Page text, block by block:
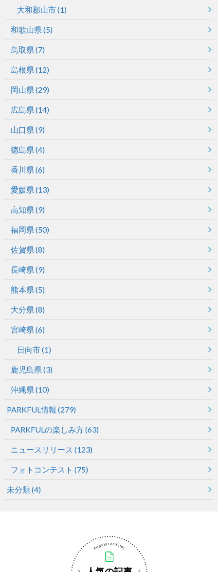
大和郡山市(1)
和歌山県 (5)
鳥取県 (7)
島根県 (12)
岡山県 (29)
広島県 (14)
山口県 (9)
徳島県 (4)
香川県 (6)
愛媛県 (13)
高知県 (9)
福岡県 (50)
佐賀県 (8)
長崎県 (9)
熊本県 (5)
大分県 (8)
宮崎県 (6)
日向市(1)
鹿児島県 (3)
沖縄県 (10)
PARKFUL情報 (279)
PARKFULの楽しみ方(63)
ニュースリリース (123)
フォトコンテスト (75)
未分類(4)